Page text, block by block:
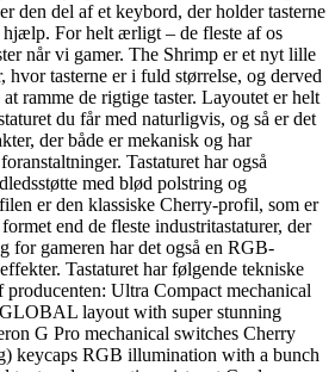
den del af et keybord, der holder tasterne
For helt ærligt – de fleste af os
når vi gamer. The Shrimp er et nyt lille
hvor tasterne er i fuld størrelse, og derved
ramme de rigtige taster. Layoutet er helt
du får med naturligvis, og så er det
der både er mekanisk og har
Tastaturet har også
med blød polstring og
er den klassiske Cherry-profil, som er
end de fleste industritastaturer, der
for gameren har det også en RGB-
Tastaturet har følgende tekniske
Ultra Compact mechanical
layout with super stunning
G Pro mechanical switches Cherry
keycaps RGB illumination with a bunch